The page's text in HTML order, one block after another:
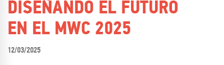
DISEÑANDO EL FUTURO
EN EL MWC 2025
12/03/2025